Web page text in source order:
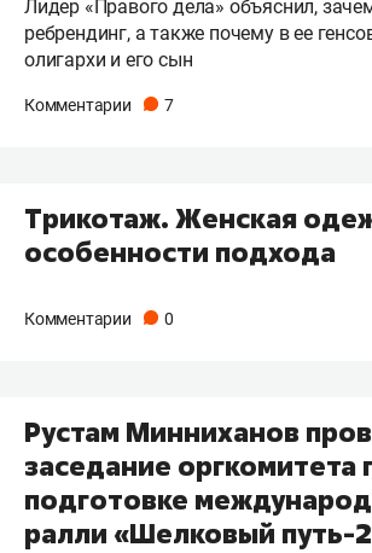
Лидер «Правого дела» объяснил,
ребрендинг, а также почему в ее
олигархи и его сын
Комментарии 7
Трикотаж. Женская
особенности подхода
Комментарии 0
Рустам Минниханов
заседание оргкомитета
подготовке
ралли «Шелковый путь-